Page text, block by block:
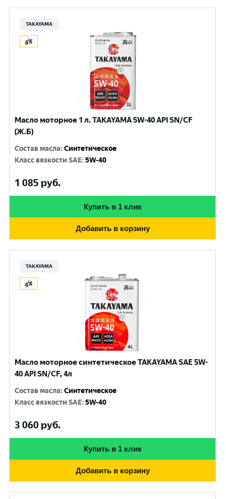
TAKAYAMA
Масло моторное 1 л. TAKAYAMA 5W-40 API SN/CF
(Ж.Б)
Состав масла:Синтетическое
Класс вязкости SAE:5W-40
1 085 руб.
Купить в 1 клик
Добавить в корзину
TAKAYAMA
Масло моторное синтетическое TAKAYAMA SAE 5W-
40 API SN/CF, 4л
Состав масла:Синтетическое
Класс вязкости SAE:5W-40
3 060 руб.
Купить в 1 клик
Добавить в корзину